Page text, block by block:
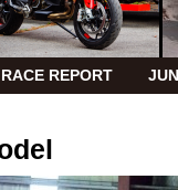
RACE REPORT